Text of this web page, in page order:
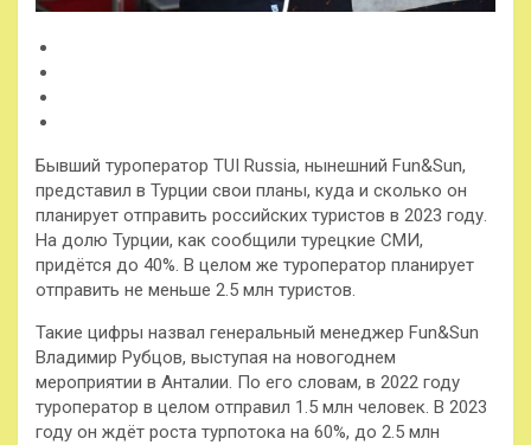
Бывший туроператор TUI Russia, нынешний Fun&Sun,
представил в Турции свои планы, куда и сколько он
планирует отправить российских туристов в 2023 году.
На долю Турции, как сообщили турецкие СМИ,
придётся до 40%. В целом же туроператор планирует
отправить не меньше 2.5 млн туристов.
Такие цифры назвал генеральный менеджер Fun&Sun
Владимир Рубцов, выступая на новогоднем
мероприятии в Анталии. По его словам, в 2022 году
туроператор в целом отправил 1.5 млн человек. В 2023
году он ждёт роста турпотока на 60%, до 2.5 млн